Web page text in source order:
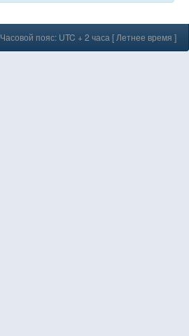
Часовой пояс: UTC + 2 часа [ Летнее время ]